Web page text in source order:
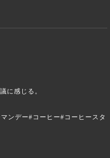
に感じる。
ンデー#コーヒー#コーヒースタ